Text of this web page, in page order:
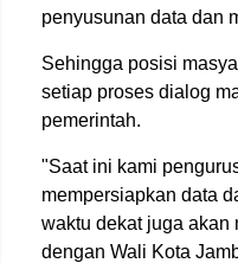
penyusunan data dan
Sehingga posisi
setiap proses dialog
pemerintah.
"Saat ini kami
mempersiapkan data
waktu dekat juga akan
dengan Wali Kota